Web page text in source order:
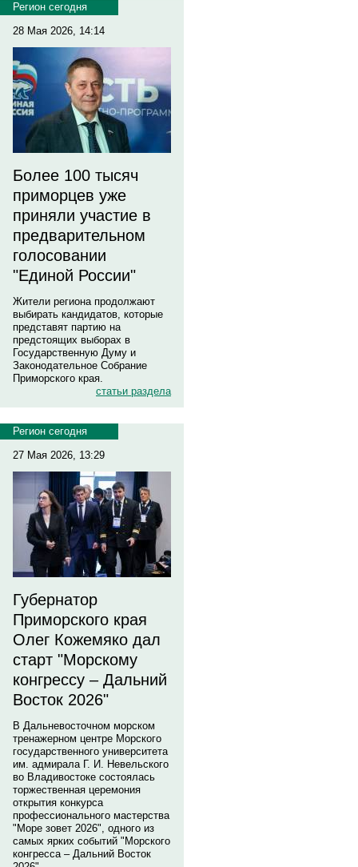
Регион сегодня
28 Мая 2026, 14:14
Более 100 тысяч
приморцев уже
приняли участие в
предварительном
голосовании
"Единой России"
Жители региона продолжают
выбирать кандидатов, которые
представят партию на
предстоящих выборах в
Государственную Думу и
Законодательное Собрание
Приморского края.
статьи раздела
Регион сегодня
27 Мая 2026, 13:29
Губернатор
Приморского края
Олег Кожемяко дал
старт "Морскому
конгрессу – Дальний
Восток 2026"
В Дальневосточном морском
тренажерном центре Морского
государственного университета
им. адмирала Г. И. Невельского
во Владивостоке состоялась
торжественная церемония
открытия конкурса
профессионального мастерства
"Море зовет 2026", одного из
самых ярких событий "Морского
конгресса – Дальний Восток